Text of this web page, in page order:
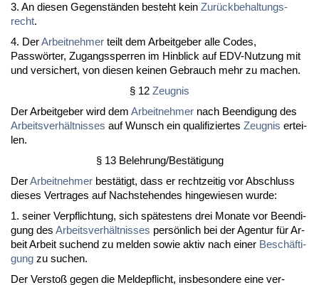
3. An die­sen Ge­genständen be­steht kein Zurück­be­hal­tungs­
recht.
4. DerAr­beit­neh­mer teilt dem Ar­beit­ge­ber al­le Codes,
Passwörter, Zu­gangs­sper­ren im Hin­blick auf EDV-Nut­zung mit
und ver­si­chert, von die­sen kei­nen Ge­brauch mehr zu ma­chen.
§ 12 Zeug­nis
Der Ar­beit­ge­ber wird dem Ar­beit­neh­mer nach Be­en­di­gung des
Ar­beits­verhält­nis­ses auf Wunsch ein qua­li­fi­zier­tes Zeug­nis er­tei­
len.
§ 13 Be­leh­rung/Bestäti­gung
DerAr­beit­neh­mer bestätigt, dass er recht­zei­tig vor Ab­schluss
die­ses Ver­tra­ges auf Nach­ste­hen­des hin­ge­wie­sen wur­de:
1. sei­ner Ver­pflich­tung, sich spätes­tens drei Mo­na­te vor Be­en­di­
gung des Ar­beits­verhält­nis­ses persönlich bei der Agen­tur für Ar­
beit Ar­beit su­chend zu mel­den so­wie ak­tiv nach ei­ner Beschäfti­
gung zu su­chen.
Der Ver­s­toß ge­gen die Mel­de­pflicht, ins­be­son­de­re ei­ne ver­